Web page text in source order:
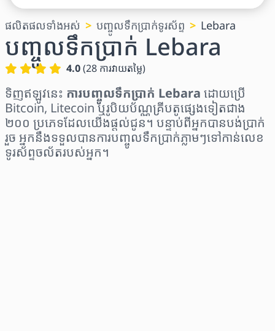
ផលិតផលទាំងអស់ បញ្ចូលទឹកប្រាក់ទូរស័ព្ទ Lebara
បញ្ចូលទឹកប្រាក់ Lebara
4.0(28 ការវាយតម្លៃ)
ទិញឥឡូវនេះ ការបញ្ចូលទឹកប្រាក់ Lebara ដោយប្រើ
Bitcoin, Litecoin ឬរូបិយប័ណ្ណគ្រីបតូផ្សេងទៀតជាង
២០០ ប្រភេទដែលយើងផ្តល់ជូន។ បន្ទាប់ពីអ្នកបានបង់ប្រាក់
រួច អ្នកនឹងទទួលបានការបញ្ចូលទឹកប្រាក់ភ្លាមៗទៅកាន់លេខ
ទូរស័ព្ទចល័តរបស់អ្នក។